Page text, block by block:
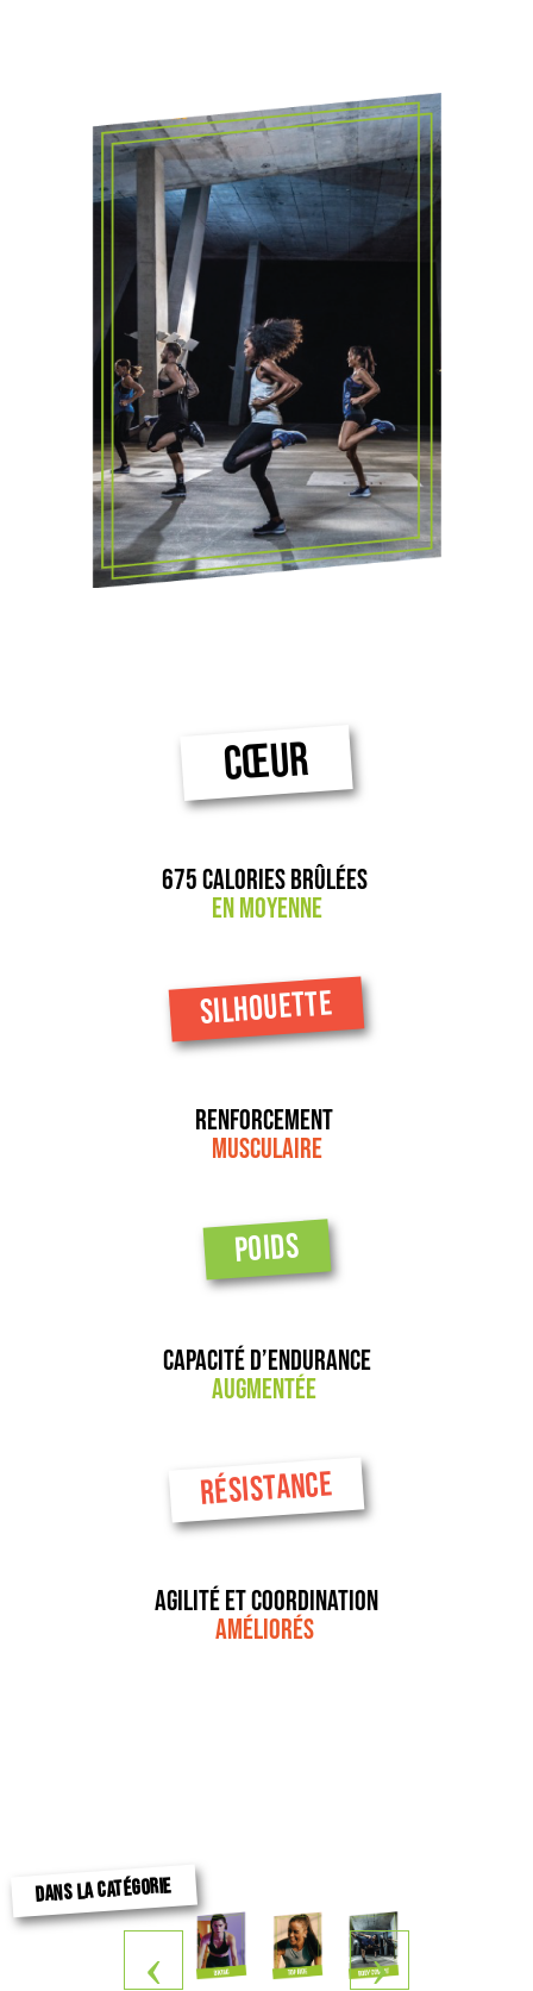
CŒUR
675 calories brûlées
en moyenne
SILHOUETTE
Renforcement
musculaire
POIDS
Capacité d’endurance
augmentée
RÉSISTANCE
Agilité et coordination
améliorés
DANS LA CATÉGORIE